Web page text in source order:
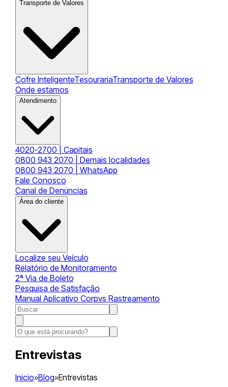
Transporte de Valores
Cofre InteligenteTesourariaTransporte de Valores
Onde estamos
Atendimento
4020-2700 | Capitais
0800 943 2070 | Demais localidades
0800 943 2070 | WhatsApp
Fale Conosco
Canal de Denúncias
Área do cliente
Localize seu Veículo
Relatório de Monitoramento
2ª Via de Boleto
Pesquisa de Satisfação
Manual Aplicativo Corpvs Rastreamento
Entrevistas
Inicio»Blog»Entrevistas